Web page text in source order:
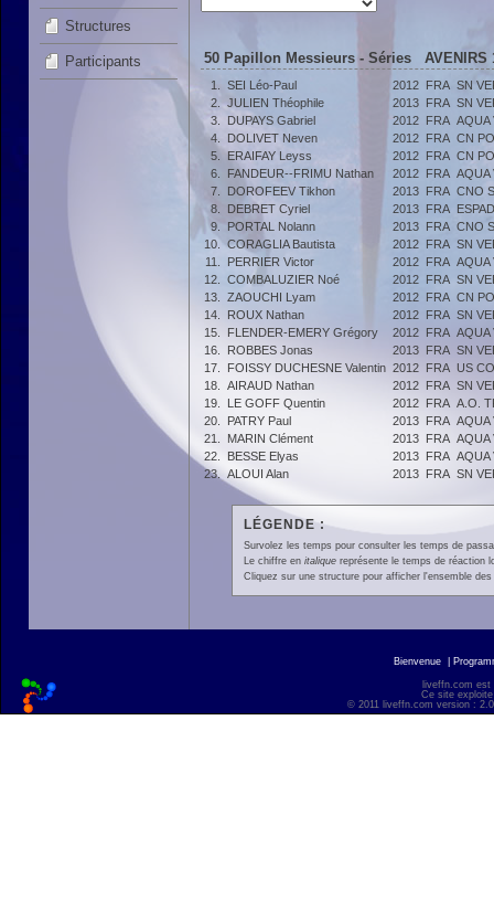
Structures
Participants 50 Papillon Messieurs - Séries AVENIRS
1. SEI Léo-Paul 2012 FRA SN
2.
JULIEN Théophile 2013 FRA SN
3.
DUPAYS Gabriel 2012 FRA AQUA
4.
DOLIVET Neven 2012 FRA CN
5.
ERAIFAY Leyss 2012 FRA CN
6.
FANDEUR--FRIMU Nathan 2012 FRA AQUA
7.
DOROFEEV Tikhon 2013 FRA CNO
8.
DEBRET Cyriel 2013 FRA
9.
PORTAL Nolann 2013 FRA CNO
10.
CORAGLIA Bautista 2012 FRA SN
11.
PERRIER Victor 2012 FRA AQUA
12.
COMBALUZIER Noé 2012 FRA SN
13.
ZAOUCHI Lyam 2012 FRA CN
14.
ROUX Nathan 2012 FRA SN
15.
FLENDER-EMERY Grégory 2012 FRA AQUA
16.
ROBBES Jonas 2013 FRA SN
17.
FOISSY DUCHESNE Valentin 2012 FRA US
18.
AIRAUD Nathan 2012 FRA SN
19.
LE GOFF Quentin 2012 FRA A.O.
20.
PATRY Paul 2013 FRA AQUA
21.
MARIN Clément 2013 FRA AQUA
22.
BESSE Elyas 2013 FRA AQUA
23.
ALOUI Alan 2013 FRA SN
LÉGENDE :
Survolez les temps pour consulter les temps de
Le chiffre en italiquereprésente le temps de réaction
Cliquez sur une structure pour afficher l'ensemble
Bienvenue
liveffn.com est
Ce site
© 2011 liveffn.com version :